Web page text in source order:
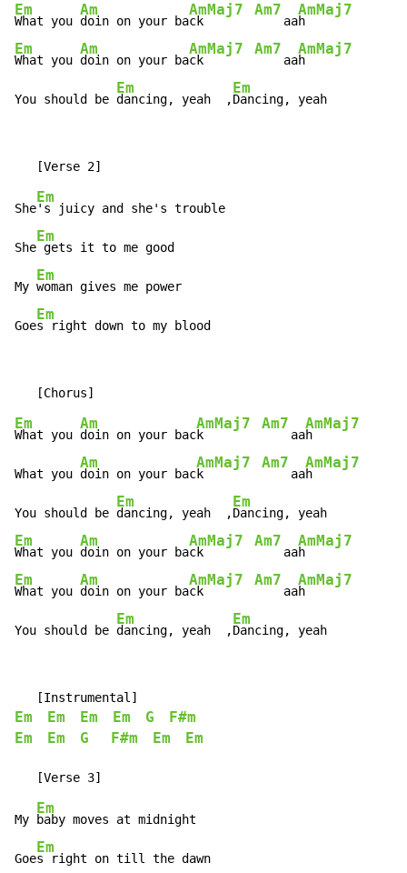
Em
What you
Am
doin on your ba
AmMaj7
ck
Am7
    aa
AmMaj7
Em
What you
Am
doin on your ba
AmMaj7
ck
Am7
    aa
AmMaj7
h
You should be
Em
dancing, yeah  ,
Em
Dancing, yeah
She
Em
's juicy and she's trouble
She
Em
gets it to me good
My
Em
woman gives me power
Goe
Em
s right down to my blood
Em
What you
Am
doin on your bac
AmMaj7
k
Am7
    aa
AmMaj7
h
What you
Am
doin on your bac
AmMaj7
k
Am7
    aa
AmMaj7
h
You should be
Em
dancing, yeah  ,
Em
Em
What you
Am
doin on your ba
AmMaj7
ck
Am7
    aa
AmMaj7
Em
What you
Am
doin on your ba
AmMaj7
ck
Am7
    aa
AmMaj7
h
You should be
Em
dancing, yeah  ,
Em
Dancing, yeah
Em Em Em Em G
F#m
Em
Em G F#m Em Em
My
Em
baby moves at midnight
Goe
Em
s right on till the dawn